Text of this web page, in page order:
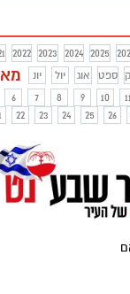
2022 2023 2024 2025
יונ יול אוג ספט
6 7 8 9 10 11
22 23 24 25 26